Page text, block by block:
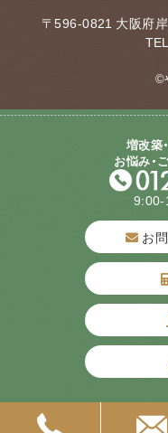
〒596-0821 大阪府
©
増改築
お悩み・
お